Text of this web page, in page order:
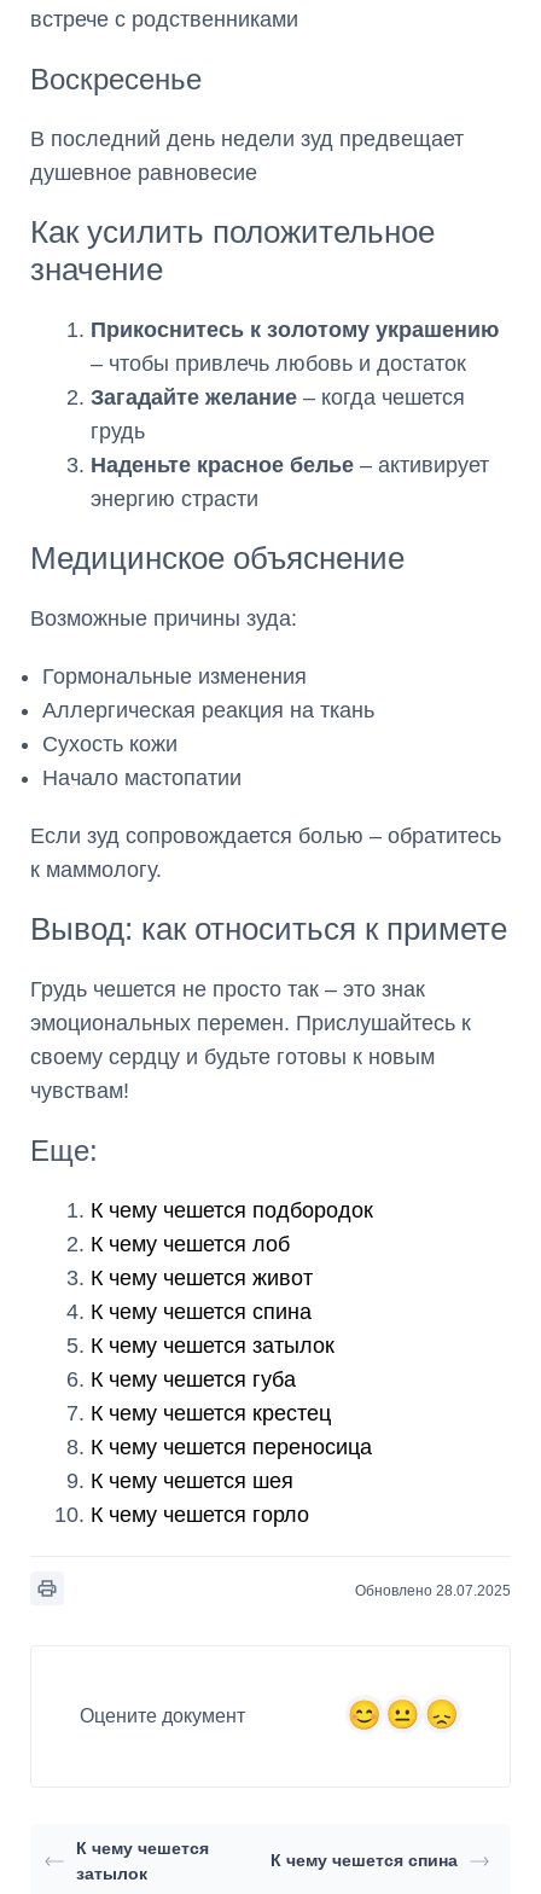
встрече с родственниками
Воскресенье
В последний день недели зуд предвещает
душевное равновесие
Как усилить положительное
значение
Прикоснитесь к золотому украшению
– чтобы привлечь любовь и достаток
Загадайте желание – когда чешется
грудь
Наденьте красное белье – активирует
энергию страсти
Медицинское объяснение
Возможные причины зуда:
Гормональные изменения
Аллергическая реакция на ткань
Сухость кожи
Начало мастопатии
Если зуд сопровождается болью – обратитесь
к маммологу.
Вывод: как относиться к примете
Грудь чешется не просто так – это знак
эмоциональных перемен. Прислушайтесь к
своему сердцу и будьте готовы к новым
чувствам!
Еще:
К чему чешется подбородок
К чему чешется лоб
К чему чешется живот
К чему чешется спина
К чему чешется затылок
К чему чешется губа
К чему чешется крестец
К чему чешется переносица
К чему чешется шея
К чему чешется горло
Обновлено 28.07.2025
Оцените документ
К чему чешется
затылок
К чему чешется спина